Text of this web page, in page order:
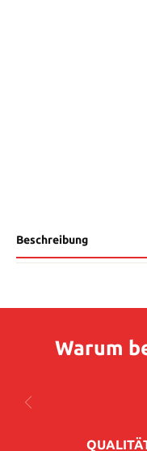
Beschreibung
Warum